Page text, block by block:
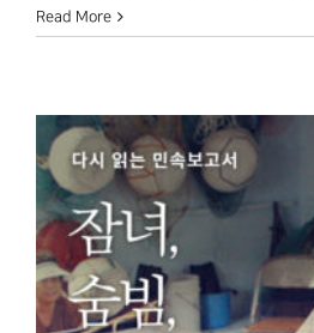
Read More